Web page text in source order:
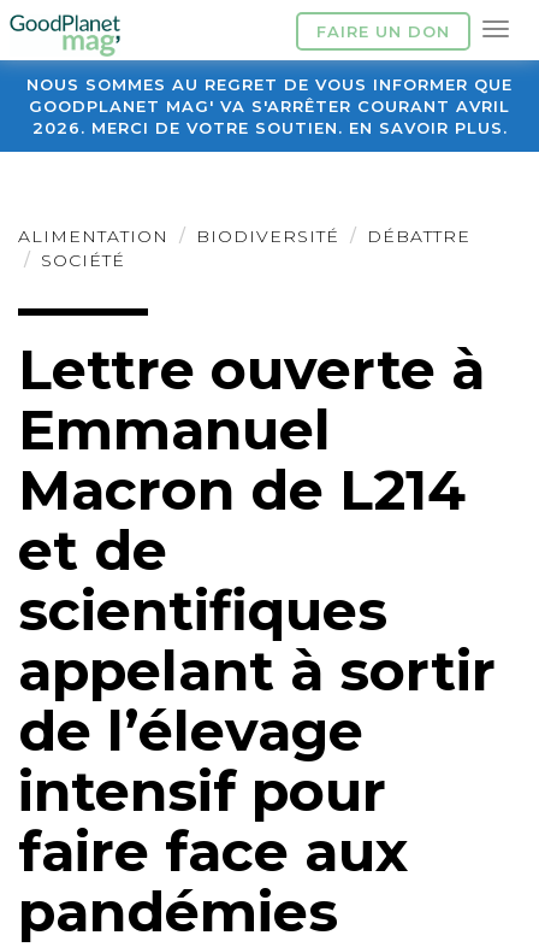
FAIRE UN DON
NOUS SOMMES AU REGRET DE VOUS INFORMER QUE
GOODPLANET MAG' VA S'ARRÊTER COURANT AVRIL
2026. MERCI DE VOTRE SOUTIEN. EN SAVOIR PLUS.
ALIMENTATION BIODIVERSITÉ
DÉBATTRE
SOCIÉTÉ
Lettre ouverte à
Emmanuel
Macron de L214
et de
scientifiques
appelant à sortir
de l’élevage
intensif pour
faire face aux
pandémies